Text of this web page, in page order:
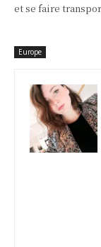
et se faire
Europe